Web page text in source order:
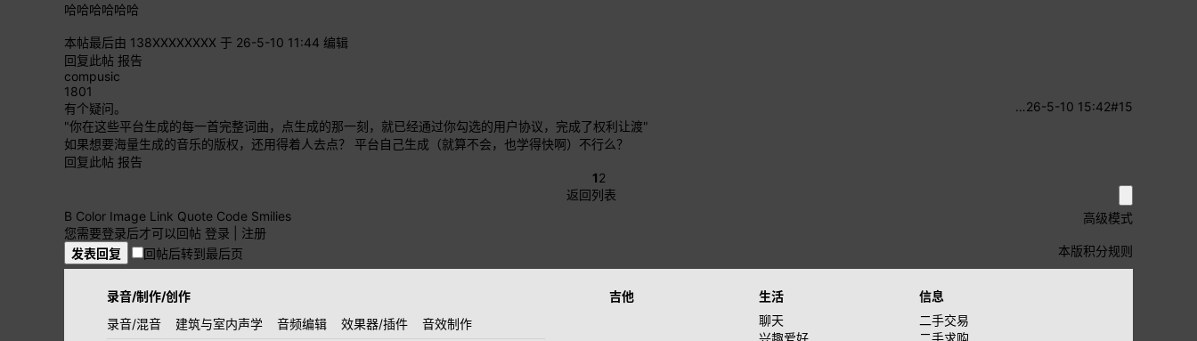
哈哈哈哈哈哈
本帖最后由 138XXXXXXXX 于 26-5-10 11:44 编辑
回复此帖 报告
compusic
1801
#15
26-5-10 15:42
…
有个疑问。
"你在这些平台生成的每一首完整词曲，点生成的那一刻，就已经通过你勾选的用户协议，完成了权利让渡"
如果想要海量生成的音乐的版权，还用得着人去点？ 平台自己生成（就算不会，也学得快啊）不行么？
回复此帖 报告
12
返回列表
高级模式
B Color Image Link Quote Code Smilies
您需要登录后才可以回帖 登录
注册
本版积分规则
发表回复 回帖后转到最后页
录音/制作/创作
录音/混音
建筑与室内声学 音频编辑 效果器/插件 音效制作
吉他
生活
聊天
兴趣爱好
信息
二手交易
二手求购